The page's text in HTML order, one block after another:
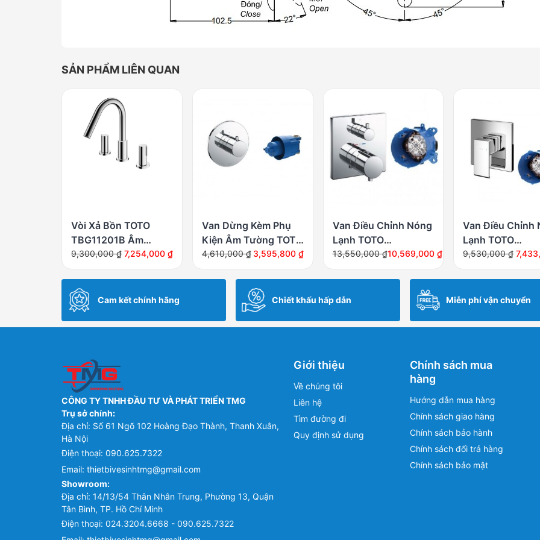
SẢN PHẨM LIÊN QUAN
Vòi Xả Bồn TOTO
TBG11201B Âm
Tường
9,300,000₫
Giá
là:
9,300,000 ₫.
7,254,000 ₫
Giá
tại
là:
7,254,000 ₫.
Van Dừng Kèm Phụ
Kiện Âm Tường TOTO
TBV01101B/TBN01104B
4,610,000₫
Giá
là:
4,610,000 ₫.
3,595,800 ₫
Giá
tại
3,595,800 ₫.
Van Điều Chỉnh Nóng
Lạnh TOTO
TBV02403B/TBN01001B
13,550,000₫
Giá
là:
10,569,000 ₫
Giá
tại
10,569,000 ₫.
Van Điều Chỉnh
Lạnh TOTO
TBG08303V/
9,530,000₫
Giá
là:
Giá
tại
7,433,400 ₫.
Cam kết chính hãng Chiết khấu hấp dẫn Miễn phí vận chuyển
CÔNG TY TNHH ĐẦU TƯ VÀ PHÁT TRIỂN TMG
Trụ sở chính:
Địa chỉ: Số 61 Ngõ 102 Hoàng Đạo Thành, Thanh Xuân,
Hà Nội
Điện thoại: 090.625.7322
Email: thietbivesinhtmg@gmail.com
Showroom:
Địa chỉ: 14/13/54 Thân Nhân Trung, Phường 13, Quận
Tân Bình, TP. Hồ Chí Minh
Điện thoại: 024.3204.6668 - 090.625.7322
Giới thiệu
Về chúng tôi
Liên hệ
Tìm đường đi
Quy định sử dụng
Chính sách mua
hàng
Hướng dẫn mua hàng
Chính sách giao hàng
Chính sách bảo hành
Chính sách đổi trả hàng
Chính sách bảo mật